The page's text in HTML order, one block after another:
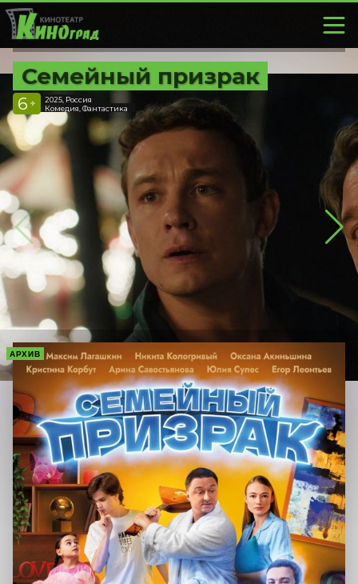
Семейный призрак
6 +
2025, Россия
Комедия, Фантастика
АРХИВ